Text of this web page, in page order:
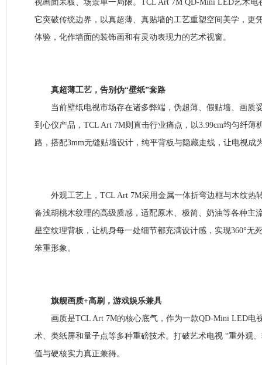
视画面呆板、场景单一局限。TCL Art 7M QD-Mini LED艺术电
它突破传统边界，以真超薄、真贴墙的工艺重塑空间美学，更
体验，化作墙面的装饰画和有灵动表现力的艺术视窗。
真超薄工艺，告别伪“壁纸”套路
当前壁纸电视市场存在诸多弊端，伪超薄、假贴墙、画质
到心仪产品，TCL Art 7M则直击行业痛点，以3.99cm均匀纤薄
路，搭配3mm无缝贴墙设计，纯平背板与隐藏走线，让电视成
外观工艺上，TCL Art 7M采用金属一体折弯边框与木纹热
备浅胡桃木纹理的高级质感，适配原木、极简、奶油等各种主
星空纹理背板，让机身每一处细节都充满设计感，实现360°无
笨重形象。
旗舰画质+高刷，游戏娱乐兼具
画质是TCL Art 7M的核心底气，作为一款QD-Mini LED电
术、类纸屏和量子点等多种重磅技术。打破艺术电视 “重外观
值与硬核实力真正兼得。